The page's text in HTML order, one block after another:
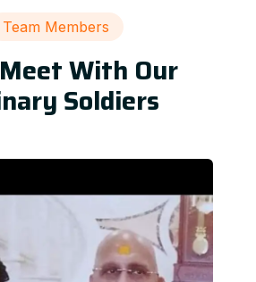
Team Members
With Our
Soldiers